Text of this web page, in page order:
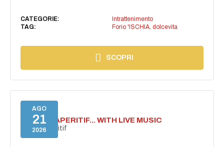
CATEGORIE:
Intrattenimento
TAG:
Forio 'ISCHIA, dolcevita
SCOPRI
AGO
21
2026
SECRET APERITIF... WITH LIVE MUSIC
Secret aperitif